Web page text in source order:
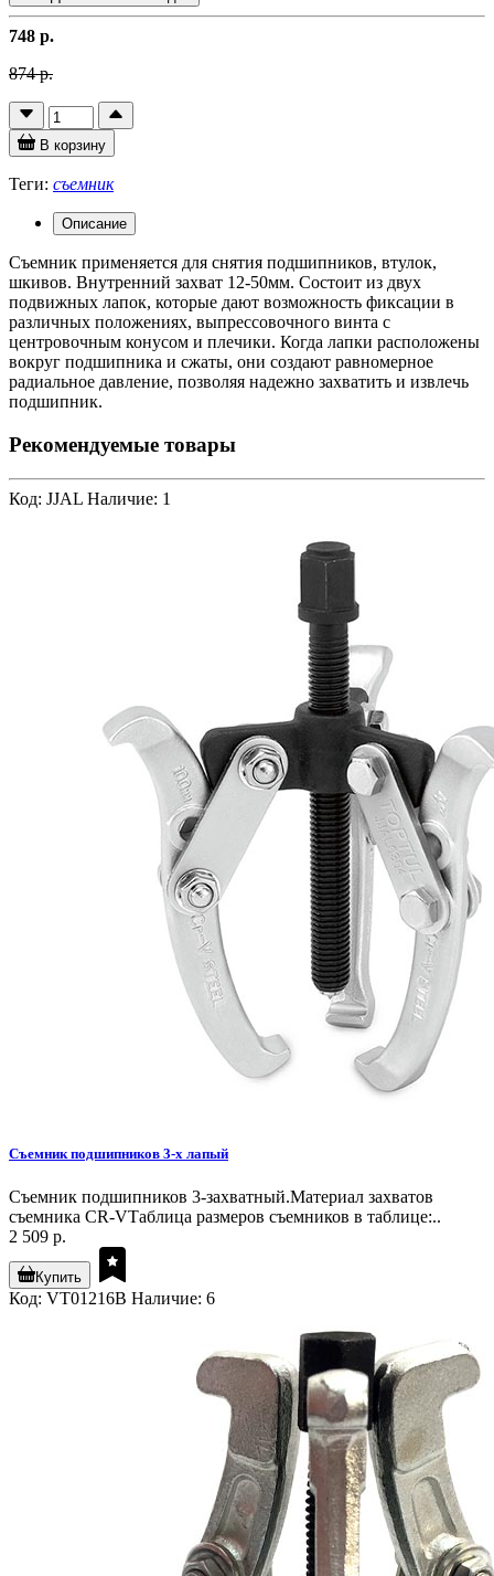
748 р.
874 р.
В корзину
Теги: съемник
Описание
Съемник применяется для снятия подшипников, втулок,
шкивов. Внутренний захват 12-50мм. Состоит из двух
подвижных лапок, которые дают возможность фиксации в
различных положениях, выпрессовочного винта с
центровочным конусом и плечики. Когда лапки расположены
вокруг подшипника и сжаты, они создают равномерное
радиальное давление, позволяя надежно захватить и извлечь
подшипник.
Рекомендуемые товары
Код: JJAL Наличие: 1
Съемник подшипников 3-х лапый
Съемник подшипников 3-захватный.Материал захватов
съемника CR-VТаблица размеров съемников в таблице:..
2 509 р.
Купить
Код: VT01216B Наличие: 6